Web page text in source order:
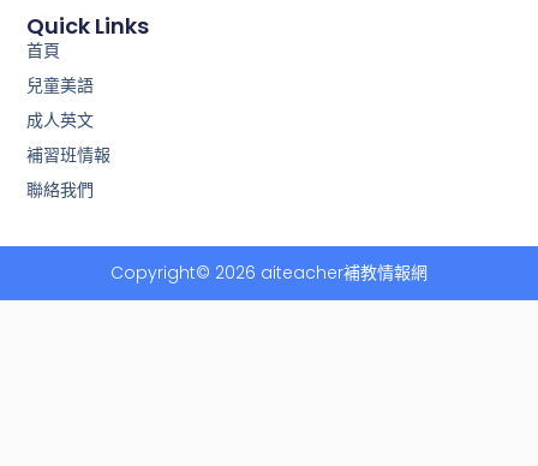
e
b
o
o
k
-
f
e
Quick Links
首頁
兒童美語
成人英文
補習班情報
聯絡我們
Copyright© 2026 aiteacher補教情報網